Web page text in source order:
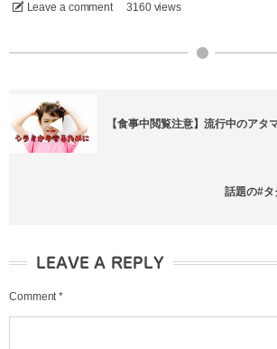
Leave a comment 3160 views
【食事中閲覧注意】流行中のアタ
話題の#タ
LEAVE A REPLY
Comment *